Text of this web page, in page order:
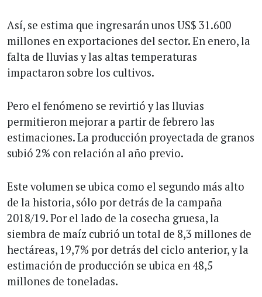
Así, se estima que ingresarán unos US$ 31.600
millones en exportaciones del sector. En enero, la
falta de lluvias y las altas temperaturas
impactaron sobre los cultivos.
Pero el fenómeno se revirtió y las lluvias
permitieron mejorar a partir de febrero las
estimaciones. La producción proyectada de granos
subió 2% con relación al año previo.
Este volumen se ubica como el segundo más alto
de la historia, sólo por detrás de la campaña
2018/19. Por el lado de la cosecha gruesa, la
siembra de maíz cubrió un total de 8,3 millones de
hectáreas, 19,7% por detrás del ciclo anterior, y la
estimación de producción se ubica en 48,5
millones de toneladas.